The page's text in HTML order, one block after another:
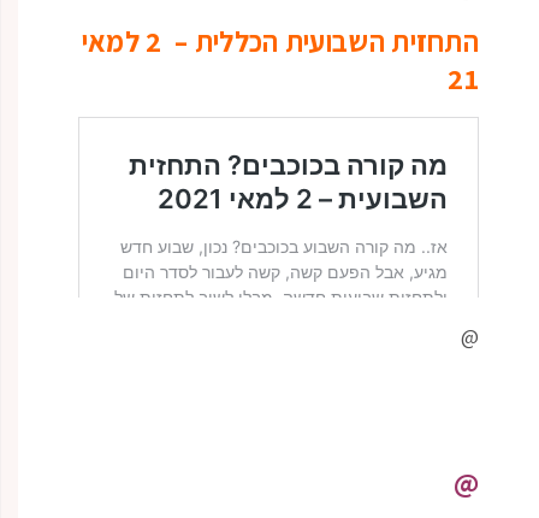
התחזית השבועית הכללית – 2 למאי
21
@
@